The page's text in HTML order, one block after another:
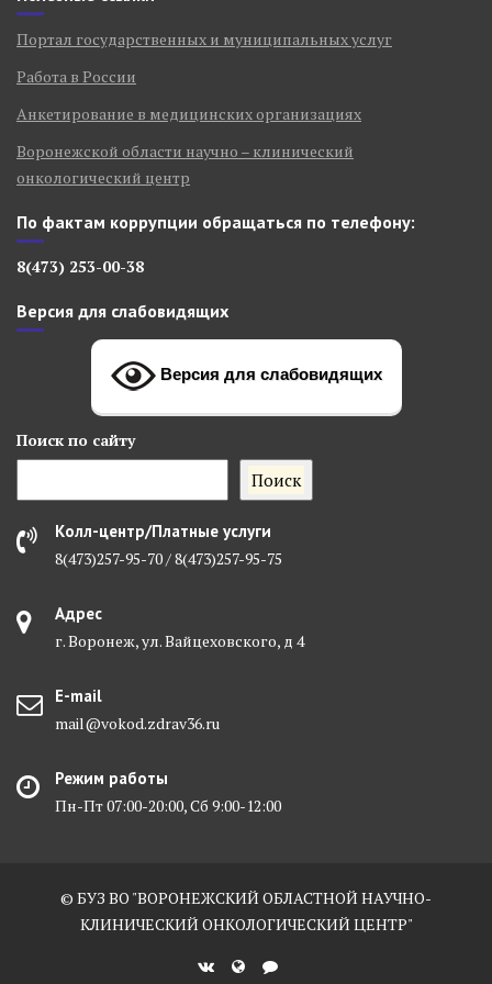
Радиоволновой метод
Лазерная хирургия
Портал государственных и муниципальных услуг
Работа в России
Анкетирование в медицинских организациях
Воронежской области научно – клинический
онкологический центр
По фактам коррупции обращаться по телефону:
8(473) 253-00-38
Версия для слабовидящих
Версия для слабовидящих
Поиск по сайту
Поиск
Колл-центр/Платные услуги
8(473)257-95-70 / 8(473)257-95-75
Адрес
г. Воронеж, ул. Вайцеховского, д 4
E-mail
mail@vokod.zdrav36.ru
Режим работы
Пн-Пт 07:00-20:00, Сб 9:00-12:00
© БУЗ ВО "ВОРОНЕЖСКИЙ ОБЛАСТНОЙ НАУЧНО-
КЛИНИЧЕСКИЙ ОНКОЛОГИЧЕСКИЙ ЦЕНТР"